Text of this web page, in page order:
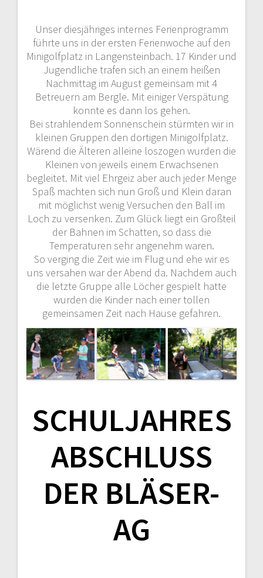
Unser diesjähriges internes Ferienprogramm
führte uns in der ersten Ferienwoche auf den
Minigolfplatz in Langensteinbach. 17 Kinder und
Jugendliche trafen sich an einem heißen
Nachmittag im August gemeinsam mit 4
Betreuern am Bergle. Mit einiger Verspätung
konnte es dann los gehen.
Bei strahlendem Sonnenschein stürmten wir in
kleinen Gruppen den dortigen Minigolfplatz.
Wärend die Älteren alleine loszogen wurden die
Kleinen von jeweils einem Erwachsenen
begleitet. Mit viel Ehrgeiz aber auch jeder Menge
Spaß machten sich nun Groß und Klein daran
mit möglichst wenig Versuchen den Ball im
Loch zu versenken. Zum Glück liegt ein Großteil
der Bahnen im Schatten, so dass die
Temperaturen sehr angenehm waren.
So verging die Zeit wie im Flug und ehe wir es
uns versahen war der Abend da. Nachdem auch
die letzte Gruppe alle Löcher gespielt hatte
wurden die Kinder nach einer tollen
gemeinsamen Zeit nach Hause gefahren.
SCHULJAHRES
ABSCHLUSS
DER BLÄSER-
AG